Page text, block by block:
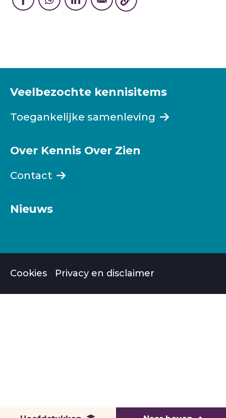
Veelbezochte kennisitems
Toegankelijke samenleving
Over Kennis Over Zien
Contact
Nieuws
Cookies Privacy en disclaimer